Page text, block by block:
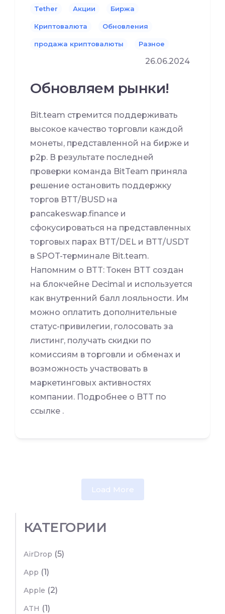
Tether Акции Биржа
Криптовалюта Обновления
продажа криптовалюты Разное
26.06.2024
Обновляем рынки!
Bit.team стремится поддерживать
высокое качество торговли каждой
монеты, представленной на бирже и
p2p. В результате последней
проверки команда BitTeam приняла
решение остановить поддержку
торгов BTT/BUSD на
pancakeswap.finance и
сфокусироваться на представленных
торговых парах BTT/DEL и BTT/USDT
в SPOT-терминале Bit.team.
Напомним о BTT: Токен BTT создан
на блокчейне Decimal и используется
как внутренний балл лояльности. Им
можно оплатить дополнительные
статус-привилегии, голосовать за
листинг, получать скидки по
комиссиям в торговли и обменах и
возможность участвовать в
маркетинговых активностях
компании. Подробнее о BTT по
ссылке .
Load More
КАТЕГОРИИ
AirDrop (5)
App (1)
Apple (2)
ATH (1)